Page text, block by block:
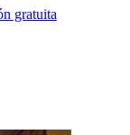
gratuita